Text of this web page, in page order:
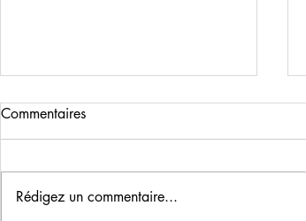
Commentaires
Rédigez un commentaire...